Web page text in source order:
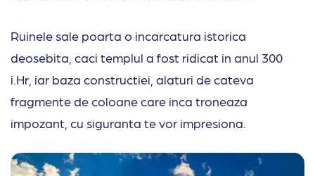
Ruinele sale poarta o incarcatura istorica
deosebita, caci templul a fost ridicat in anul 300
i.Hr, iar baza constructiei, alaturi de cateva
fragmente de coloane care inca troneaza
impozant, cu siguranta te vor impresiona.